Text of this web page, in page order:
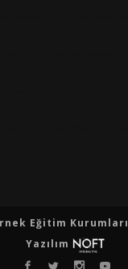
Eğitim Kurumları
Yazılım